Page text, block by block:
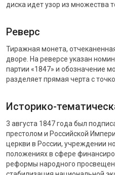
диска идет узор из множества
Реверс
Тиражная монета,
дворе. На реверсе указан
партии «1847» и обозначение
разделяет прямая черта с
Историко-
3 августа 1847 года был
престолом и Российской
церкви в России, учреждении
положениях в сфере
реформы народного